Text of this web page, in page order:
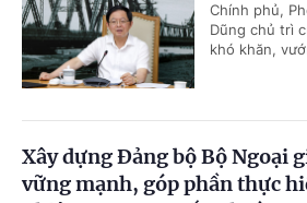
Chính phủ,
Dũng chủ trì
khó khăn,
Xây dựng Đảng bộ Bộ Ngoại
vững mạnh, góp phần thực